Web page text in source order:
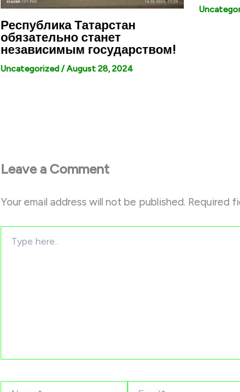
Республика Татарстан
обязательно станет
независимым государством!
Uncategorized/August 28, 2024
Leave a Comment
Your email address will not be published. Required
here..